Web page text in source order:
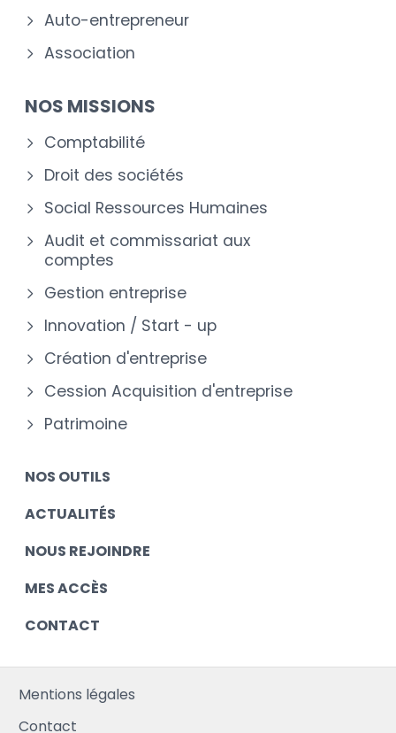
Auto-entrepreneur
Association
NOS MISSIONS
Comptabilité
Droit des sociétés
Social Ressources Humaines
Audit et commissariat aux
comptes
Gestion entreprise
Innovation / Start - up
Création d'entreprise
Cession Acquisition d'entreprise
Patrimoine
NOS OUTILS
ACTUALITÉS
NOUS REJOINDRE
MES ACCÈS
CONTACT
Mentions légales
Contact